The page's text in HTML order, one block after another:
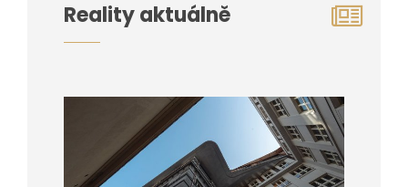
Reality aktuálně